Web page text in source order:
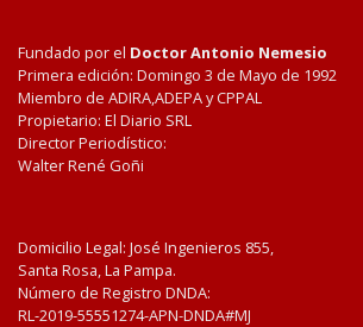
Fundado por el Doctor Antonio Nemesio
Primera edición: Domingo 3 de Mayo de 1992
Miembro de ADIRA,ADEPA y CPPAL
Propietario: El Diario SRL
Director Periodístico:
Walter René Goñi
Domicilio Legal: José Ingenieros 855,
Santa Rosa, La Pampa.
Número de Registro DNDA:
RL-2019-55551274-APN-DNDA#MJ